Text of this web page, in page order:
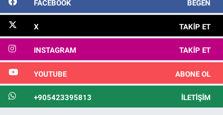
FACEBOOK BEĞEN
X TAKIP ET
INSTAGRAM TAKIP ET
YOUTUBE ABONE OL
+905423395813 İLETIŞIM